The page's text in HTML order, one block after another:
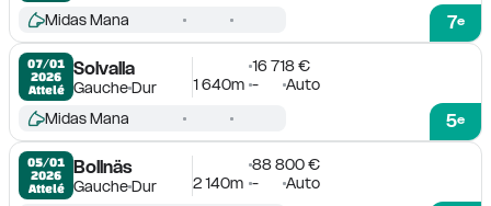
7e
Midas Mana
07/01
2026
Attelé
Solvalla
GaucheDur
16 718 €
1 640m - Auto
5e
Midas Mana
05/01
2026
Attelé
Bollnäs
GaucheDur
88 800 €
2 140m - Auto